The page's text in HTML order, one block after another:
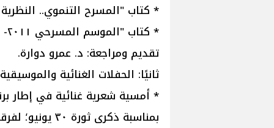
* كتاب "المسرح التنموي..
تقديم ومراجعة: د. عمرو دوارة.
ثانيًا: الحفلات الغنائية
* أمسية شعرية غنائية في إطار
بمناسبة ذكرى ثورة ٣٠ يونيو؛ لفرقة المركز الموسيقية والشاعر محمد بهجت.